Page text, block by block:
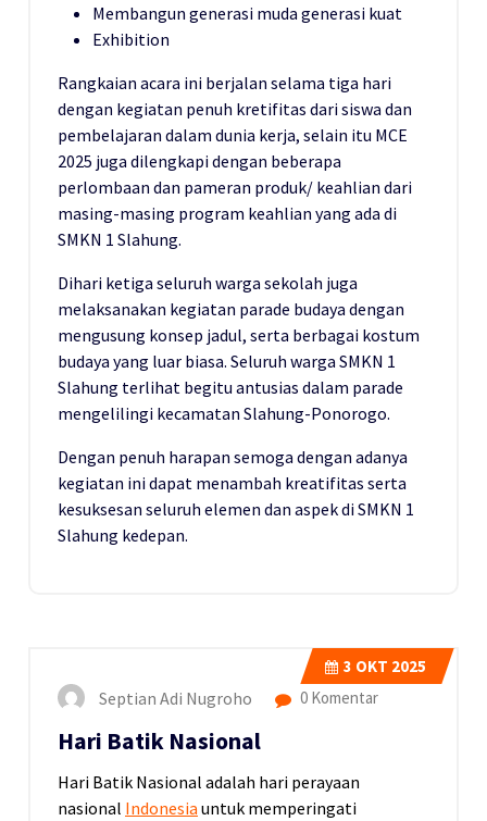
Membangun generasi muda generasi kuat
Exhibition
Rangkaian acara ini berjalan selama tiga hari
dengan kegiatan penuh kretifitas dari siswa dan
pembelajaran dalam dunia kerja, selain itu MCE
2025 juga dilengkapi dengan beberapa
perlombaan dan pameran produk/ keahlian dari
masing-masing program keahlian yang ada di
SMKN 1 Slahung.
Dihari ketiga seluruh warga sekolah juga
melaksanakan kegiatan parade budaya dengan
mengusung konsep jadul, serta berbagai kostum
budaya yang luar biasa. Seluruh warga SMKN 1
Slahung terlihat begitu antusias dalam parade
mengelilingi kecamatan Slahung-Ponorogo.
Dengan penuh harapan semoga dengan adanya
kegiatan ini dapat menambah kreatifitas serta
kesuksesan seluruh elemen dan aspek di SMKN 1
Slahung kedepan.
3 OKT 2025
Septian Adi Nugroho 0 Komentar
Hari Batik Nasional
Hari Batik Nasional adalah hari perayaan
nasional Indonesia untuk memperingati